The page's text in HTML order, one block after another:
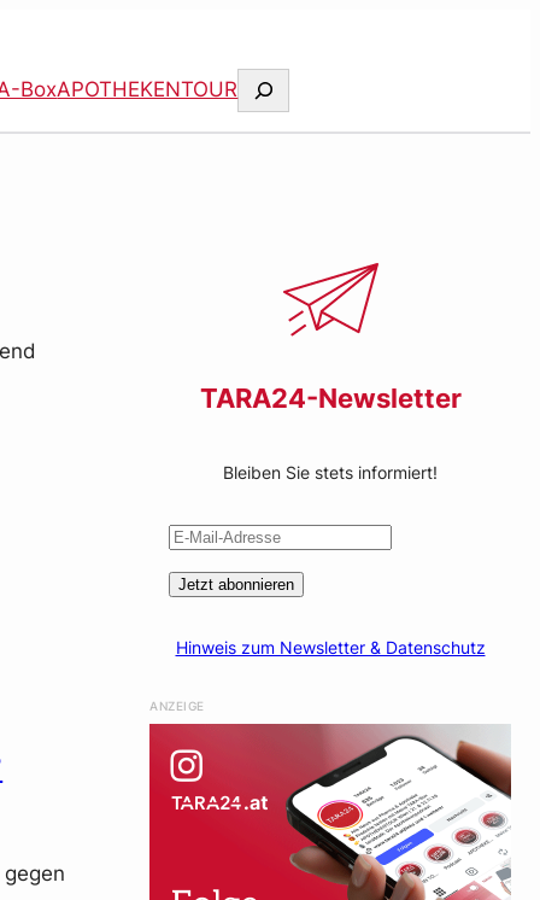
BoxAPOTHEKENTOUR Suchen
TARA24-Newsletter
Bleiben Sie stets informiert!
Jetzt abonnieren
Hinweis zum Newsletter & Datenschutz
ANZEIGE